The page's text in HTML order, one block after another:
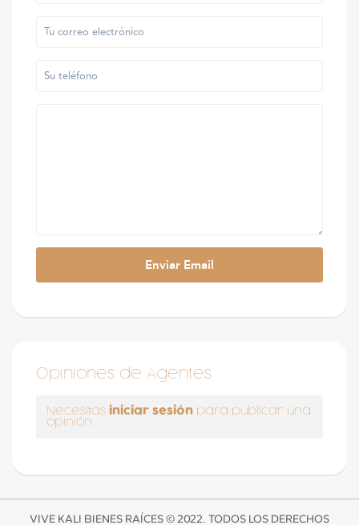
Opiniones de Agentes
Necesitas iniciar sesión para publicar una
opinión
VIVE KALI BIENES RAÍCES © 2022. TODOS LOS DERECHOS